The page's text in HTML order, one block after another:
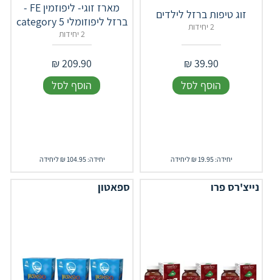
זוג טיפות ברזל לילדים
2 יחידות
39.90
₪
הוסף לסל
יחידה: 19.95 ₪ ליחידה
מארז זוגי- ליפוזמין FE -
ברזל ליפוזומלי category 5
2 יחידות
209.90
₪
הוסף לסל
יחידה: 104.95 ₪ ליחידה
נייצ'רס פרו ספאטון